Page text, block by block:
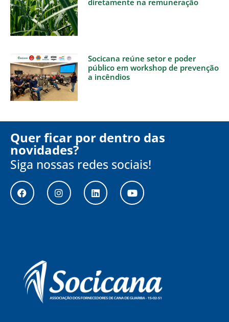
diretamente na remuneração
Socicana reúne setor e poder
público em workshop de prevenção
a incêndios
Quer ficar por dentro das
novidades?
Siga nossas redes sociais!